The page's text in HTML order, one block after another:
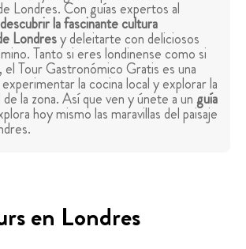
Londres. Con guías expertos al
descubrir la fascinante cultura
Londresy deleitarte con deliciosos
Tanto si eres londinense como si
el Tour Gastronómico Gratis es una
la cocina local y explorar la
la zona. Así que ven y únete a un guía
hoy mismo las maravillas del paisaje
en Londres